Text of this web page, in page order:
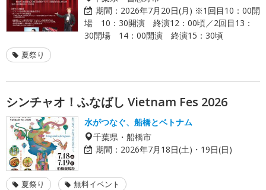
期間： 2026年7月20日(月) ※1回目10：00開
場 10：30開演 終演12：00頃／2回目13：
30開場 14：00開演 終演15：30頃
夏祭り
シンチャオ！ふなばし Vietnam Fes 2026
水がつなぐ、船橋とベトナム
千葉県・船橋市
期間： 2026年7月18日(土)・19日(日)
夏祭り 無料イベント